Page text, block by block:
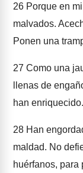
26 Porque en
malvados.
Ponen una
27 Como una
llenas de
han enriquecido.
28 Han
maldad. No
huérfanos, para